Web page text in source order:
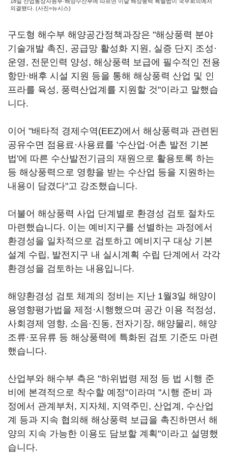
의결됐다. (사진=뉴시스)
구도형 해수부 해양공간정책과장은 "해상풍력 분야
기술개발 촉진, 공급망 활성화 지원, 실증 단지 조성·
운영, 전문인력 양성, 해상풍력 보급에 필수적인 전용
항만·배후 시설 지원 등을 통해 해상풍력 산업 및 인
프라를 육성, 풍력산업계를 지원할 것"이라고 말했습
니다.
이어 "배타적 경제수역(EEZ)에서 해상풍력과 관련된
공유수면 점용료·사용료를 '수산업·어촌 발전 기본
법'에 따른 수산발전기금의 재원으로 활용토록 하는
등 해상풍력으로 영향을 받는 수산업 등을 지원하는
내용이 담겼다"고 강조했습니다.
더불어 해상풍력 사업 단계별로 환경성 검토 절차도
마련했습니다. 이는 예비지구를 선별하는 과정에서
환경성을 일차적으로 검토하고 예비지구 대상 기본
설계 수립, 발전지구 내 실시계획 수립 단계에서 각각
환경성을 검토하는 내용입니다.
해양환경성 검토 체계의 정비는 지난 1월3일 해양이
용영향평가법을 제정·시행했으며 공간 이용 적정성,
사회경제 영향, 소음·진동, 전자기장, 해양물리, 해양
조류·포유류 등 해상풍력에 특화된 검토 기준도 마련
했습니다.
산업부와 해수부 측은 "하위법령 제정 등 법 시행 준
비에 본격적으로 착수할 예정"이라며 "시행 준비 과
정에서 관계부처, 지자체, 지역주민, 산업계, 수산업
계 등과 지속 협의해 해상풍력 보급을 촉진하면서 해
양의 지속 가능한 이용도 담보할 계획"이라고 설명했
습니다.